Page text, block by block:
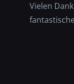
Vielen